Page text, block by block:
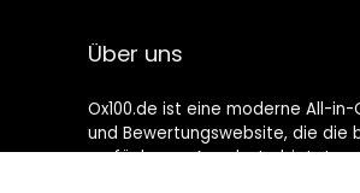
Über uns
Ox100.de ist eine moderne All-
und Bewertungswebsite, die die
verfügbaren Angebote bietet